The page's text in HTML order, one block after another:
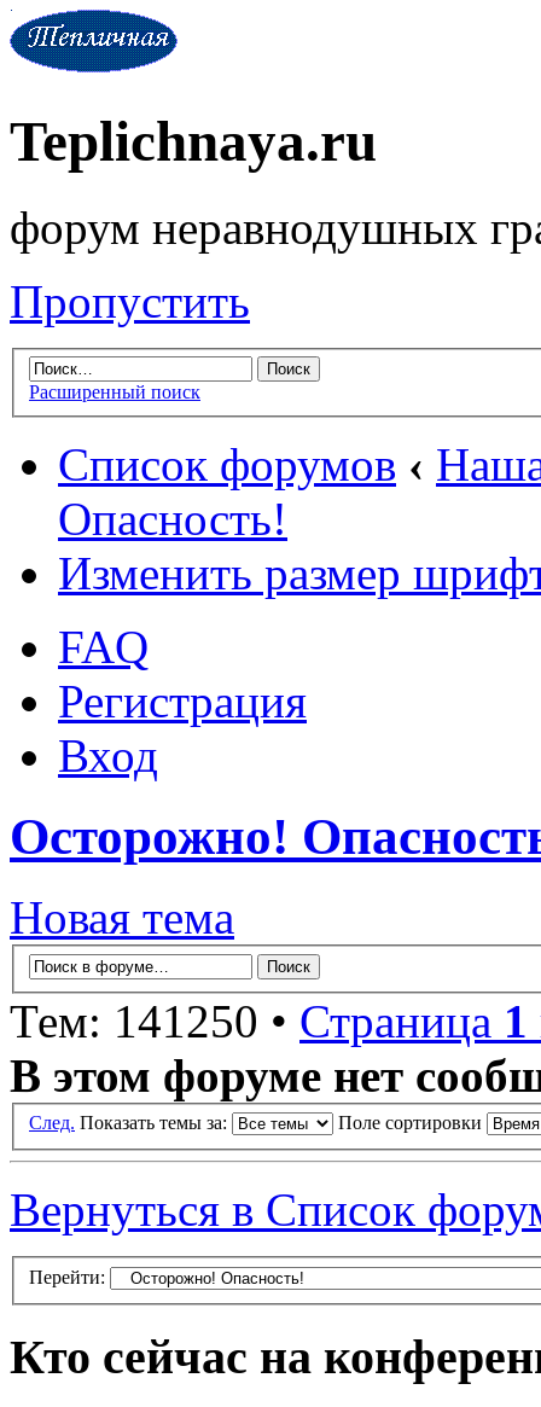
Teplichnaya.ru
форум неравнодушных
Пропустить
Расширенный поиск
Список форумов ‹
Опасность!
Изменить размер
FAQ
Регистрация
Вход
Осторожно!
Новая тема
Тем: 141250 • Страница 1
В этом форуме нет
След. Показать темы за: Поле сортировки
Вернуться в Список
Перейти:
Кто сейчас на